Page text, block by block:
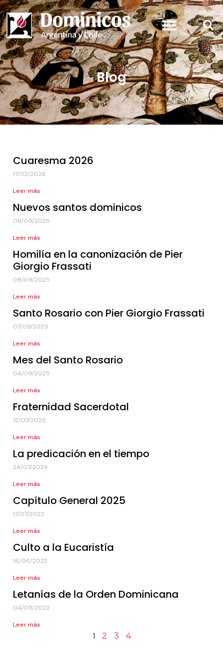
Blog
Cuaresma 2026
17/02/2026
Leer más
Nuevos santos dominicos
08/09/2025
Leer más
Homilía en la canonización de Pier
Giorgio Frassati
08/09/2025
Leer más
Santo Rosario con Pier Giorgio Frassati
07/09/2025
Leer más
Mes del Santo Rosario
04/09/2025
Leer más
Fraternidad Sacerdotal
12/07/2025
Leer más
La predicación en el tiempo
24/07/2024
Leer más
Capítulo General 2025
17/07/2022
Leer más
Culto a la Eucaristía
16/06/2022
Leer más
Letanías de la Orden Dominicana
04/05/2022
Leer más
1 2 3 4